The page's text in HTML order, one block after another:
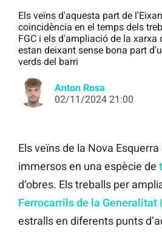
Els veïns d'aquesta part de
coincidència en el temps dels
FGC i els d'ampliació de la
estan deixant sense bona part
verds del barri
Anton Rosa
02/11/2024 21:00
Els veïns de la Nova Esquerra
immersos en una espècie de
d’obres. Els treballs per
Ferrocarrils de la Generalitat
estralls en diferents punts